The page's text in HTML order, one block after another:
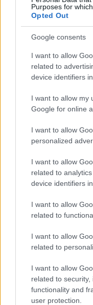
Purposes for
Opted Out
Google consents
I want to allow
related to
device identifiers
I want to allow my
Google for online
I want to allow
personalized
I want to allow
related to
device identifiers
I want to allow
related to
I want to allow
related to
I want to allow
related to
functionality and
user protection.
Pierīgā notikusi
avārija – viens no
šoferiem aizbēdzis
notikuma vietas
“Pirmo
redzu.”
veikalā
Atcelt